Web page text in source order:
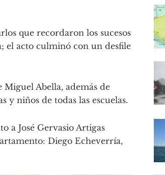
que recordaron los sucesos
el acto culminó con un desfile
Abella, además de
y niños de todas las escuelas.
a José Gervasio Artigas
Diego Echeverría,